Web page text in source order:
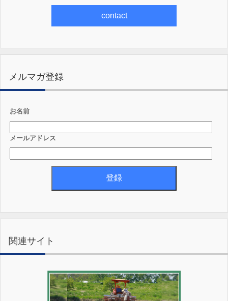
contact
メルマガ登録
お名前
メールアドレス
関連サイト